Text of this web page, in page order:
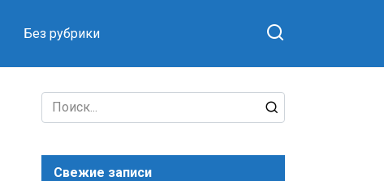
Без рубрики
Search
for:
Свежие записи